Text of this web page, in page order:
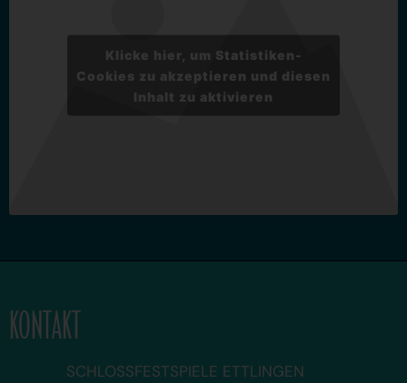
Klicke hier, um Statistiken-
Cookies zu akzeptieren und diesen
Inhalt zu aktivieren
KONTAKT
SCHLOSSFESTSPIELE ETTLINGEN